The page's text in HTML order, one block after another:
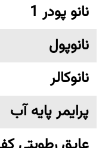
نانو پودر 1
نانوپول
نانوکالر
پرایمر پایه آب